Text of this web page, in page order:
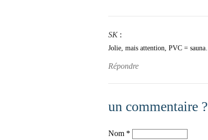
SK :
Jolie, mais attention, PVC =
Répondre
un commentaire ?
Nom *